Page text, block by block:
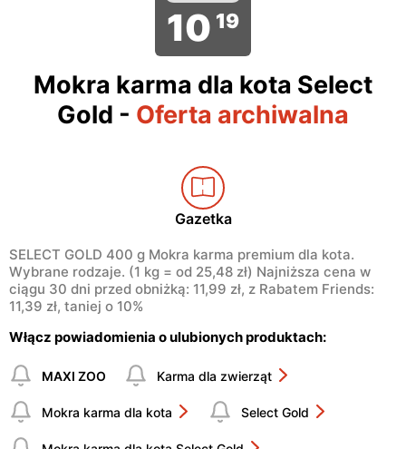
10 19
Mokra karma dla kota Select
Gold - Oferta archiwalna
Gazetka
SELECT GOLD 400 g Mokra karma premium dla kota.
Wybrane rodzaje. (1 kg = od 25,48 zł) Najniższa cena w
ciągu 30 dni przed obniżką: 11,99 zł, z Rabatem Friends:
11,39 zł, taniej o 10%
Włącz powiadomienia o ulubionych produktach:
MAXI ZOO Karma dla zwierząt
Mokra karma dla kota Select Gold